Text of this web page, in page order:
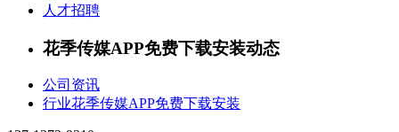
人才招聘
花季传媒APP免费下载安装动态
公司资讯
行业花季传媒APP免费下载安装